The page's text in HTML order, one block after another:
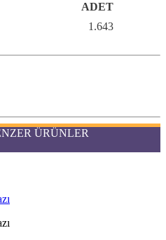
ADET
1.643
ÜRÜNLER